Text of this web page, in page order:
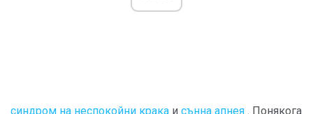
синдром на неспокойни крака и сънна апнея . Понякога